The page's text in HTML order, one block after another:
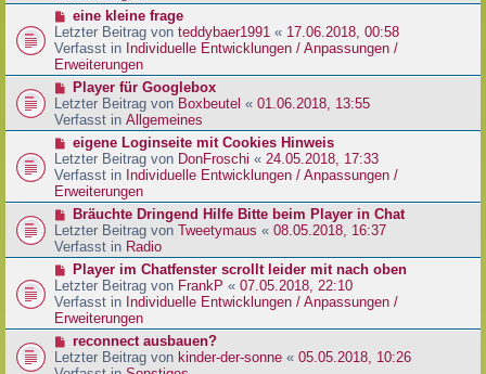
a
g
r
B
e
i
t
a
g
N
e
u
e
r
B
e
i
r
a
g
eine kleine frage
Letzter Beitrag von teddybaer1991 « 17.06.2018, 00:58
Verfasst in Individuelle Entwicklungen / Anpassungen /
Erweiterungen
N
e
u
e
r
B
e
i
r
a
g
Player für Googlebox
Letzter Beitrag von Boxbeutel « 01.06.2018, 13:55
Verfasst in Allgemeines
N
e
u
e
r
B
e
i
r
a
g
eigene Loginseite mit Cookies Hinweis
Letzter Beitrag von DonFroschi « 24.05.2018, 17:33
Verfasst in Individuelle Entwicklungen / Anpassungen /
Erweiterungen
N
e
u
e
r
B
e
i
r
Bräuchte Dringend Hilfe Bitte beim Player in Chat
Letzter Beitrag von Tweetymaus « 08.05.2018, 16:37
Verfasst in Radio
N
e
u
e
r
B
e
Player im Chatfenster scrollt leider mit nach oben
Letzter Beitrag von FrankP « 07.05.2018, 22:10
Verfasst in Individuelle Entwicklungen / Anpassungen /
Erweiterungen
N
e
reconnect ausbauen?
Letzter Beitrag von kinder-der-sonne « 05.05.2018, 10:26